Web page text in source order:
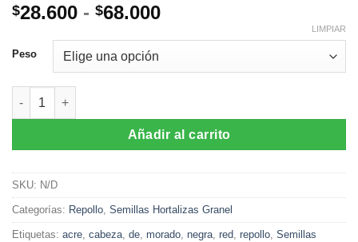
$28.600 - $68.000Rango
desde
$68.000
Peso
LIMPIAR
Semillas de Repollo Morado Red Acre cantidad
Añadir al carrito
SKU: N/D
Categorías: Repollo, Semillas Hortalizas Granel
Etiquetas: acre, cabeza, de, morado, negra, red, repollo, Semillas